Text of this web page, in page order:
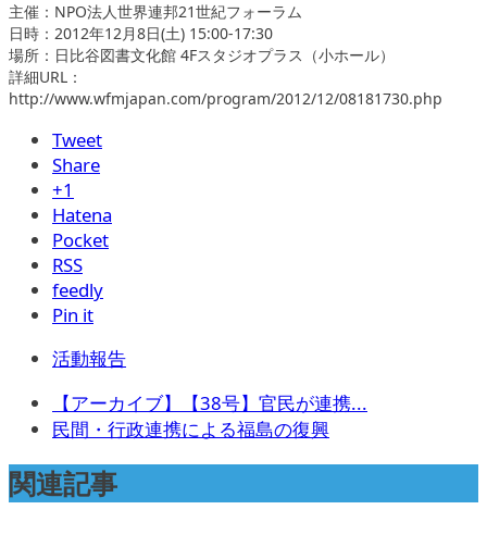
主催：NPO法人世界連邦21世紀フォーラム
日時：2012年12月8日(土) 15:00-17:30
場所：日比谷図書文化館 4Fスタジオプラス（小ホール）
詳細URL：
http://www.wfmjapan.com/program/2012/12/08181730.php
Tweet
Share
+1
Hatena
Pocket
RSS
feedly
Pin it
活動報告
【アーカイブ】【38号】官民が連携...
民間・行政連携による福島の復興
関連記事